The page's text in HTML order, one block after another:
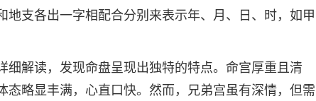
支各出一字相配合分别来表示年、月、日、时，如甲
解读，发现命盘呈现出独特的特点。命宫厚重且清
略显丰满，心直口快。然而，兄弟宫虽有深情，但需